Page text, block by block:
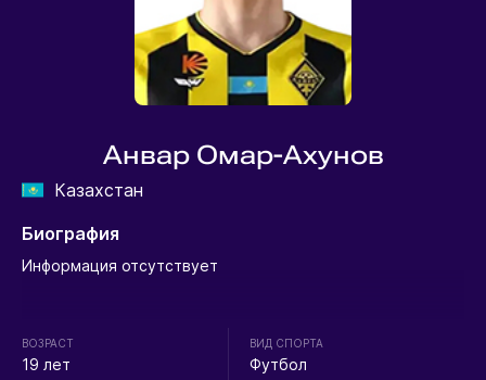
Анвар Омар-Ахунов
Казахстан
Биография
Информация отсутствует
ВОЗРАСТ
19 лет
ВИД СПОРТА
Футбол